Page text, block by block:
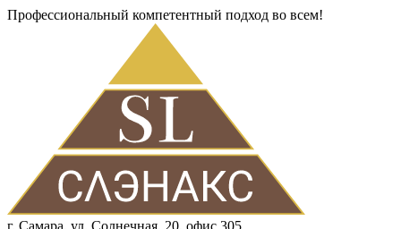
Профессиональный компетентный подход во всем!